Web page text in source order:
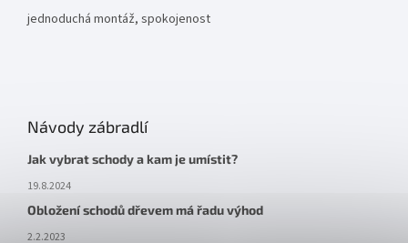
jednoduchá montáž, spokojenost
Návody zábradlí
Jak vybrat schody a kam je umístit?
19.8.2024
Obložení schodů dřevem má řadu výhod
2.2.2023